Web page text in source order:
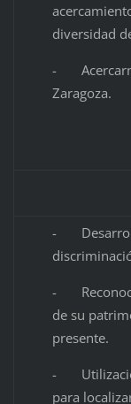
diversidad
-
Zaragoza.
- Desarrollo
-
de su
presente.
- Utilización
para